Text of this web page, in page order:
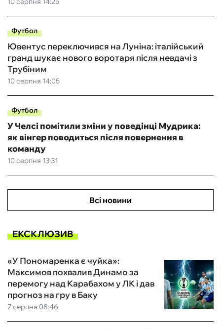
Футбол
10 серпня 14:05
Ювентус переключився на Луніна: італійський
гранд шукає нового воротаря після невдачі з
Трубіним
Футбол
10 серпня 13:31
У Челсі помітили зміни у поведінці Мудрика:
як вінгер поводиться після повернення в
команду
Всі новини
ЕКСКЛЮЗИВ
7 серпня 08:46
«У Пономаренка є чуйка»:
Максимов похвалив Динамо за
перемогу над Карабахом у ЛК і дав
прогноз на гру в Баку